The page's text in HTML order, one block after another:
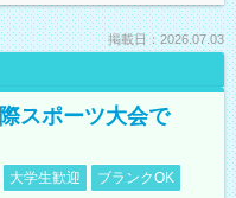
掲載日：2026.07.03
スポーツ大会で
大学生歓迎
ブランクOK